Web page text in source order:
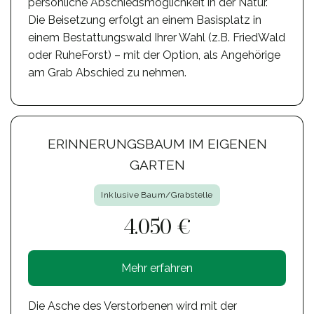
Die Beisetzung erfolgt an einem Basisplatz in
einem Bestattungswald Ihrer Wahl (z.B. FriedWald
oder RuheForst) – mit der Option, als Angehörige
am Grab Abschied zu nehmen.
ERINNERUNGSBAUM IM EIGENEN
GARTEN
Inklusive Baum/Grabstelle
4.050 €
Mehr erfahren
Die Asche des Verstorbenen wird mit der